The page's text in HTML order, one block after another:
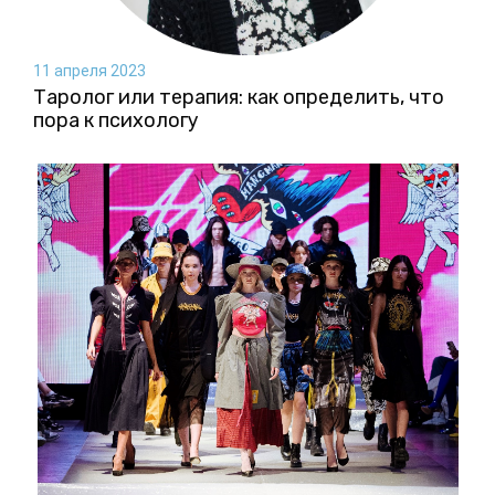
11 апреля 2023
Таролог или терапия: как определить, что
пора к психологу